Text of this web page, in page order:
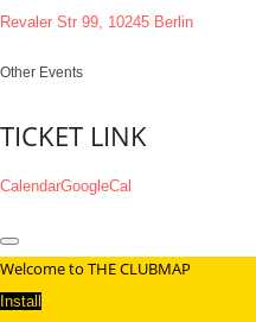
Revaler Str 99, 10245 Berlin
Other Events
TICKET LINK
CalendarGoogleCal
Welcome to THE CLUBMAP
Install